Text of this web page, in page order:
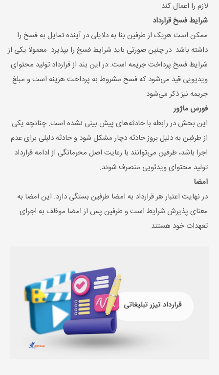
لازم را اعمال کند.
شرایط فسخ قرارداد
ممکن است هریک از طرفین بنا به دلایلی در آینده تمایل به فسخ را
داشته باشد. در چنین صورتی باید شرایط فسخ را بپذیرد. معمولا یکی از
شرایط فسخ پرداخت جریمه است. در این بند از قرارداد تولید محتوای
ویدیویی قید می‌شود که فسخ مشروط به پرداخت هزینه‌ است و مبلغ
جریمه نیز ذکر می‌شود.
فورس ماژور
این بخش در رابطه با حادثه‌های پیش بینی نشده‌ است. چنانچه یکی
از طرفین به دلیل بروز حادثه دچار مشکل شود و حادثه دلیلی برای عدم
اجرا باشد، طرفین می‌توانند با رعایت اصل محرمانگی از ادامه قرارداد
تولید محتوای ویدئویی منصرف شوند.
امضا
در نهایت اعتبار هر قرارداد به امضا طرفین بستگی دارد. این امضا به
معنای پذیرش شرایط است و طرفین پس از امضا موظف به اجرای
تعهدات خود هستند.